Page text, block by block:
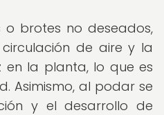
o brotes no deseados,
de aire y la
en la planta, lo que es
Asimismo, al podar se
y el desarrollo de